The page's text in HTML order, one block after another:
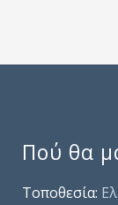
Πού θα
Τοποθεσία: